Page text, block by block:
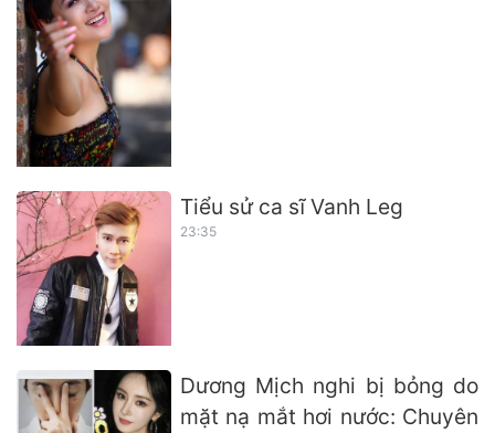
Tiểu sử ca sĩ Vanh Leg
23:35
Dương Mịch nghi bị bỏng do
mặt nạ mắt hơi nước: Chuyên